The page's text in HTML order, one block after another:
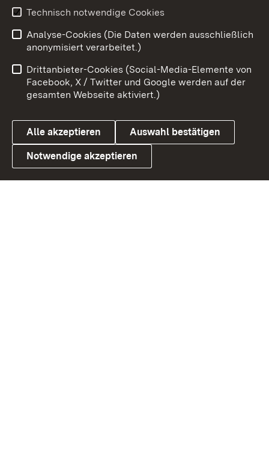
Youtube
Link zum Landesportal
Benutzungshinweise
Barrierefreiheit
Datenschutz
Cookies
Technisch notwendige Cookies
Analyse-Cookies (Die Daten werden ausschließlich
anonymisiert verarbeitet.)
Drittanbieter-Cookies (Social-Media-Elemente von
Facebook, X / Twitter und Google werden auf der
gesamten Webseite aktiviert.)
Alle akzeptieren Auswahl bestätigen
Notwendige akzeptieren